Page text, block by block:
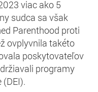
viac ako 5
sudca sa však
Parenthood proti
ovplyvnila takéto
poskytovateľov
programy